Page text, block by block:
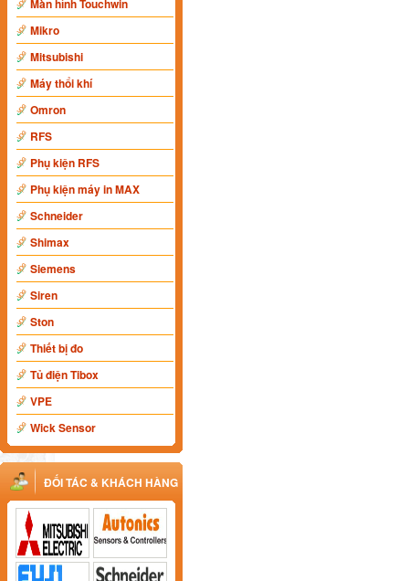
Màn hình Touchwin
Mikro
Mitsubishi
Máy thổi khí
Omron
RFS
Phụ kiện RFS
Phụ kiện máy in MAX
Schneider
Shimax
Siemens
Siren
Ston
Thiết bị đo
Tủ điện Tibox
VPE
Wick Sensor
ĐỐI TÁC & KHÁCH HÀNG